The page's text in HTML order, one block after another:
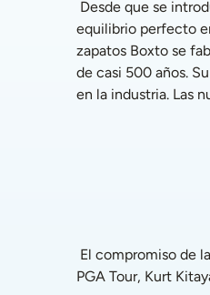
equilibrio perfecto
zapatos Boxto se
de casi 500 años.
en la industria. Las
PGA Tour, Kurt